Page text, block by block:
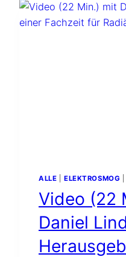
HAUS
ALLE ELEKTROSMOG
Video (22
Daniel